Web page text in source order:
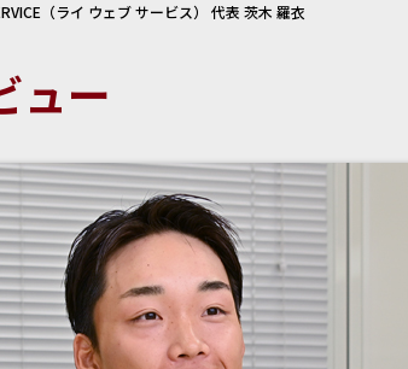
（ライ ウェブ サービス） 代表 茨木 羅衣
ュー